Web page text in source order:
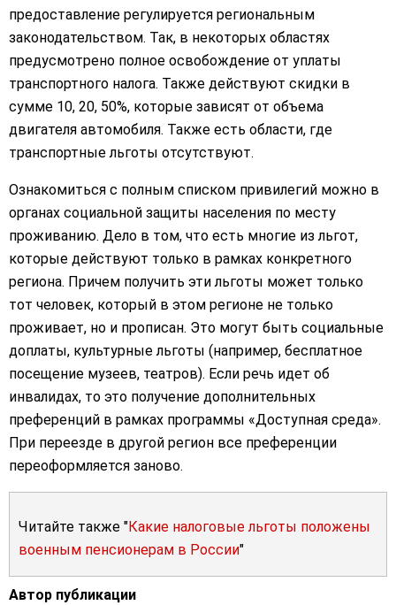
предоставление регулируется региональным
законодательством. Так, в некоторых областях
предусмотрено полное освобождение от уплаты
транспортного налога. Также действуют скидки в
сумме 10, 20, 50%, которые зависят от объема
двигателя автомобиля. Также есть области, где
транспортные льготы отсутствуют.
Ознакомиться с полным списком привилегий можно в
органах социальной защиты населения по месту
проживанию. Дело в том, что есть многие из льгот,
которые действуют только в рамках конкретного
региона. Причем получить эти льготы может только
тот человек, который в этом регионе не только
проживает, но и прописан. Это могут быть социальные
доплаты, культурные льготы (например, бесплатное
посещение музеев, театров). Если речь идет об
инвалидах, то это получение дополнительных
преференций в рамках программы «Доступная среда».
При переезде в другой регион все преференции
переоформляется заново.
Читайте также "Какие налоговые льготы положены
военным пенсионерам в России"
Автор публикации